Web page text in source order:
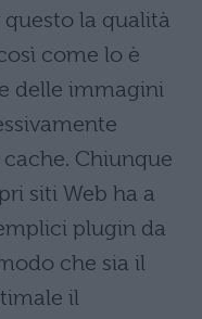
questo la qualità
come lo è
delle immagini
Chiunque
siti Web ha a
plugin da
che sia il
il